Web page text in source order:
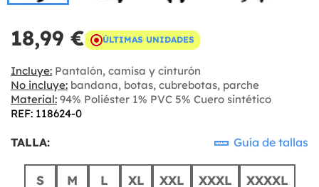
18,99 € ÚLTIMAS UNIDADES
Incluye: Pantalón, camisa y cinturón
No incluye: bandana, botas, cubrebotas, parche
Material: 94% Poliéster 1% PVC 5% Cuero sintético
REF: 118624-0
TALLA: Guía de tallas
S M L XL XXL XXXL XXXXL